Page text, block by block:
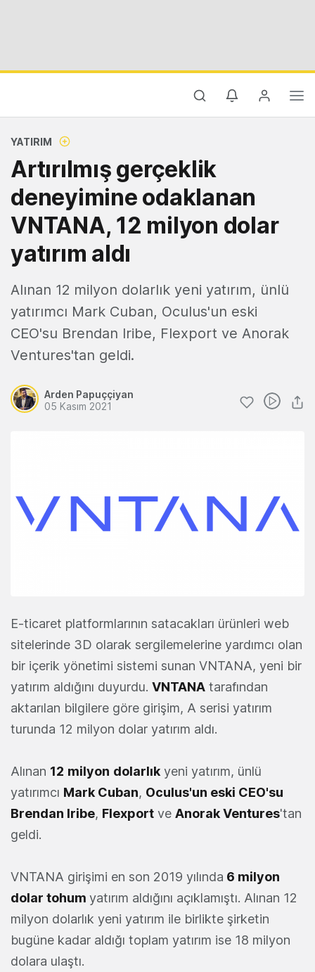
YATIRIM
Artırılmış gerçeklik
deneyimine odaklanan
VNTANA, 12 milyon dolar
yatırım aldı
Alınan 12 milyon dolarlık yeni yatırım, ünlü
yatırımcı Mark Cuban, Oculus'un eski
CEO'su Brendan Iribe, Flexport ve Anorak
Ventures'tan geldi.
Arden Papuççiyan
05 Kasım 2021
E-ticaret platformlarının satacakları ürünleri web
sitelerinde 3D olarak sergilemelerine yardımcı olan
bir içerik yönetimi sistemi sunan VNTANA, yeni bir
yatırım aldığını duyurdu. VNTANA tarafından
aktarılan bilgilere göre girişim, A serisi yatırım
turunda 12 milyon dolar yatırım aldı.
Alınan 12 milyon dolarlık yeni yatırım, ünlü
yatırımcı Mark Cuban, Oculus'un eski CEO'su
Brendan Iribe, Flexport ve Anorak Ventures'tan
geldi.
VNTANA girişimi en son 2019 yılında 6 milyon
dolar tohum yatırım aldığını açıklamıştı. Alınan 12
milyon dolarlık yeni yatırım ile birlikte şirketin
bugüne kadar aldığı toplam yatırım ise 18 milyon
dolara ulaştı.